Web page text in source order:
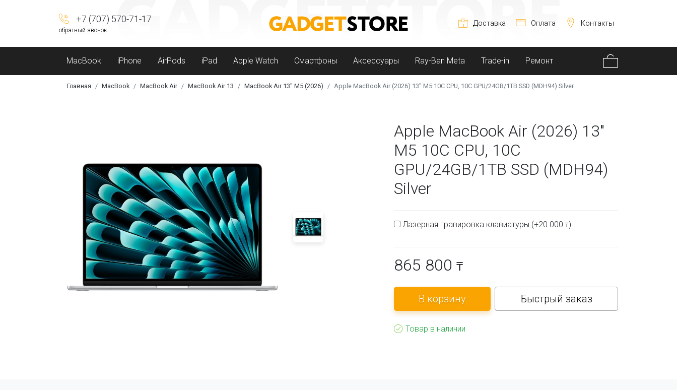
+7 (707) 570-71-17
обратный звонок
Доставка Оплата Контакты
MacBook iPhone AirPods iPad Apple Watch Смартфоны Аксессуары Ray-Ban Meta Trade-in Ремонт
Главная MacBook MacBook Air MacBook Air 13 MacBook Air 13" M5 (2026) Apple MacBook Air (2026) 13" M5 10C CPU, 10C GPU/24GB/1TB SSD (MDH94) Silver
Apple MacBook Air (2026) 13"
M5 10C CPU, 10C
GPU/24GB/1TB SSD (MDH94)
Silver
Лазерная гравировка клавиатуры (+20 000 ₸)
865 800 ₸
Быстрый заказ
Товар в наличии